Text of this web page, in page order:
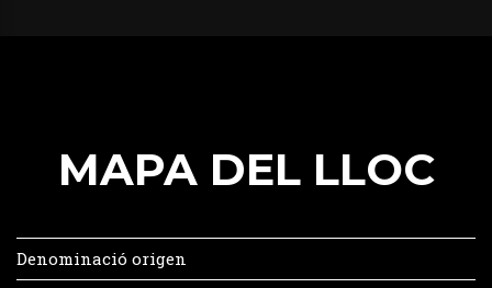
MAPA DEL LLOC
Denominació origen